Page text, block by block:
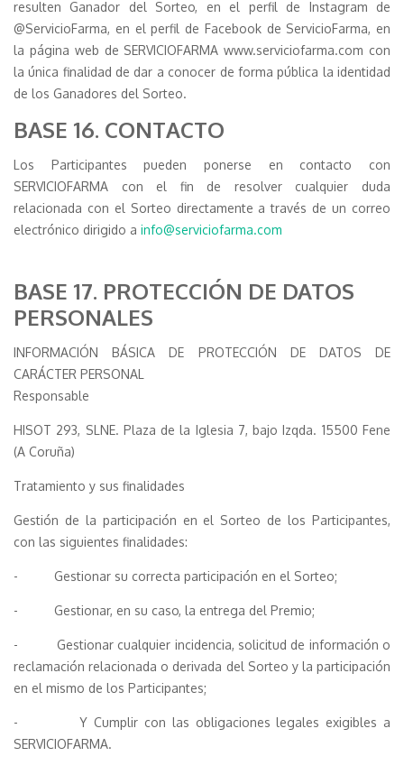
resulten Ganador del Sorteo, en el perfil de Instagram de
@ServicioFarma, en el perfil de Facebook de ServicioFarma, en
la página web de SERVICIOFARMA www.serviciofarma.com con
la única finalidad de dar a conocer de forma pública la identidad
de los Ganadores del Sorteo.
BASE 16. CONTACTO
Los Participantes pueden ponerse en contacto con
SERVICIOFARMA con el fin de resolver cualquier duda
relacionada con el Sorteo directamente a través de un correo
electrónico dirigido a info@serviciofarma.com
BASE 17. PROTECCIÓN DE DATOS
PERSONALES
INFORMACIÓN BÁSICA DE PROTECCIÓN DE DATOS DE
CARÁCTER PERSONAL
Responsable
HISOT 293, SLNE. Plaza de la Iglesia 7, bajo Izqda. 15500 Fene
(A Coruña)
Tratamiento y sus finalidades
Gestión de la participación en el Sorteo de los Participantes,
con las siguientes finalidades:
- Gestionar su correcta participación en el Sorteo;
- Gestionar, en su caso, la entrega del Premio;
- Gestionar cualquier incidencia, solicitud de información o
reclamación relacionada o derivada del Sorteo y la participación
en el mismo de los Participantes;
- Y Cumplir con las obligaciones legales exigibles a
SERVICIOFARMA.